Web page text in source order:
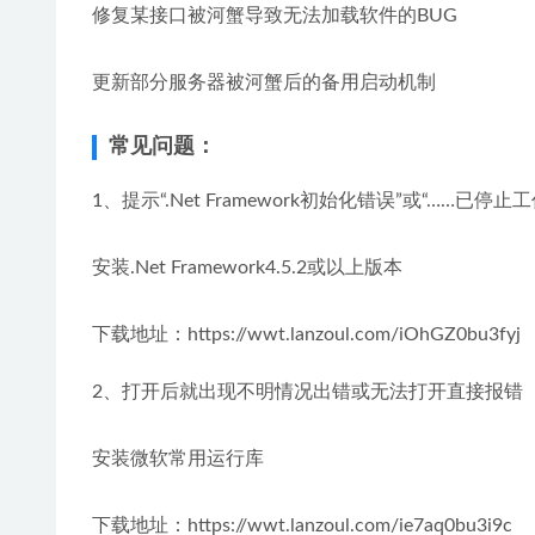
修复某接口被河蟹导致无法加载软件的BUG
更新部分服务器被河蟹后的备用启动机制
常见问题：
1、提示“.Net Framework初始化错误”或“……已停止工
安装.Net Framework4.5.2或以上版本
下载地址：https://wwt.lanzoul.com/iOhGZ0bu3fyj
2、打开后就出现不明情况出错或无法打开直接报错
安装微软常用运行库
下载地址：https://wwt.lanzoul.com/ie7aq0bu3i9c